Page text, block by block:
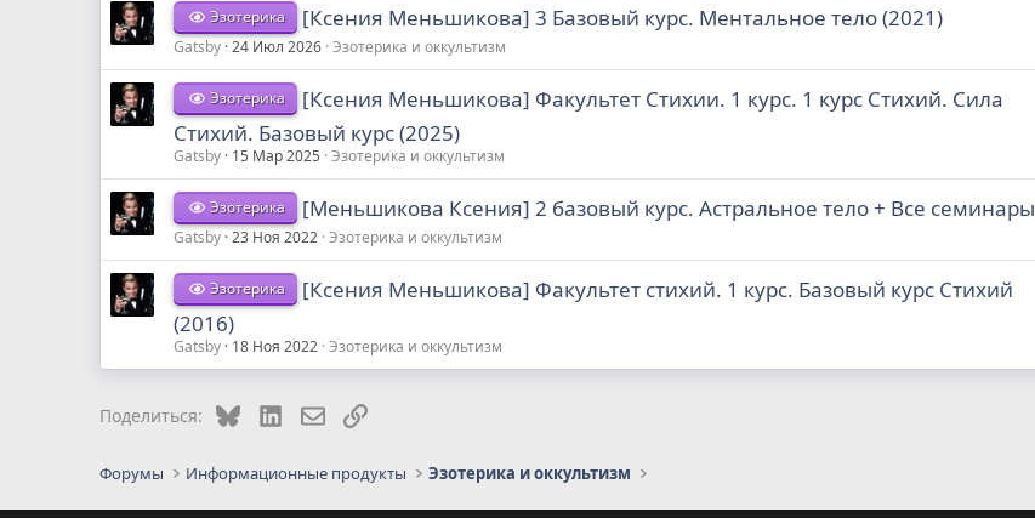
Эзотерика [Ксения Меньшикова] 3 Базовый курс. Ментальное тело (2021)
Gatsby 24 Июл 2026 Эзотерика и оккультизм
Эзотерика
[Ксения Меньшикова] Факультет Стихии. 1 курс. 1 курс Стихий. Сила
Стихий. Базовый курс (2025)
Gatsby 15 Мар 2025 Эзотерика и оккультизм
Эзотерика [Меньшикова Ксения] 2 базовый курс. Астральное тело + Все семинары
Gatsby 23 Ноя 2022 Эзотерика и оккультизм
Эзотерика
[Ксения Меньшикова] Факультет стихий. 1 курс. Базовый курс Стихий
(2016)
Gatsby 18 Ноя 2022 Эзотерика и оккультизм
Поделиться: BlueskyLinkedInЭлектронная почта
Ссылка
Форумы Информационные продукты Эзотерика и оккультизм